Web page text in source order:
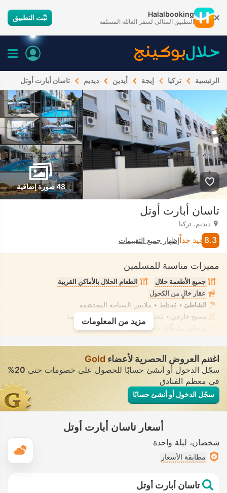
Halalbooking
التطبيق المثالي لسفر العائلة المسلمة ثبّت التطبيق
الرئيسية تركيا إيجة أيدين ديديم تاسان أبارت أوتل
48 صورة إضافية
تاسان أبارت أوتل
ديديم، تركيا
8.3 جيد جداًإظهار جميع التقييمات
مميزات مناسبة للمسلمين
جميع الأطعمة حلال
الطعام الحلال بالأماكن القريبة
عقار خالٍ من الكحول
الشاطئ • مُختلط • ملابس السباحة المحتشمة
مسبح خارجي • مُختلط • ملابس السباحة المحتشمة
مرحاض بشطّاف داخلي مدمج
• في جميع الغرف
مزيد من المعلومات
اغتنم العروض الحصرية لأعضاء Gold
سجّل الدخول أو أنشئ حسابًا للحصول على خصومات حتى20%
في معظم الفنادق
سجّل الدخول أو أنشئ حسابًا
أسعار تاسان أبارت أوتل
شخصان ليلة واحدة
مطابقة الأسعار
تاسان أبارت أوتل